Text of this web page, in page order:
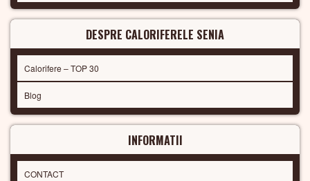
DESPRE CALORIFERELE SENIA
Calorifere – TOP 30
Blog
INFORMATII
CONTACT